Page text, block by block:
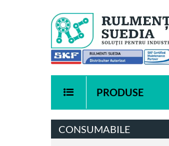
PRODUSE
CONSUMABILE